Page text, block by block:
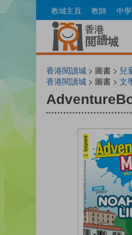
to
教城主頁 教師 中
香港閱讀城 > 圖書 > 兒
香港閱讀城 > 圖書 > 文